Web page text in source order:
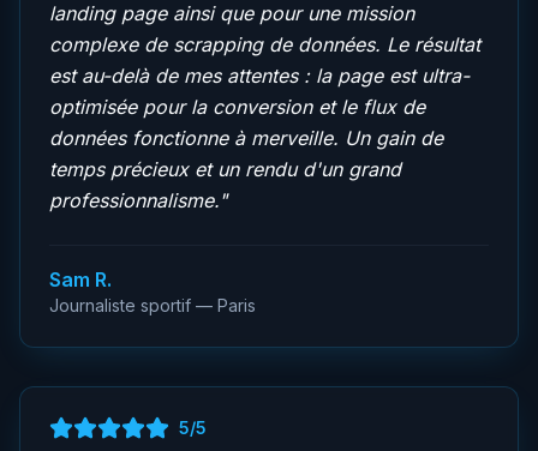
landing page ainsi que pour une mission
complexe de scrapping de données. Le résultat
est au-delà de mes attentes : la page est ultra-
optimisée pour la conversion et le flux de
données fonctionne à merveille. Un gain de
temps précieux et un rendu d'un grand
professionnalisme."
Sam R.
Journaliste sportif — Paris
5/5